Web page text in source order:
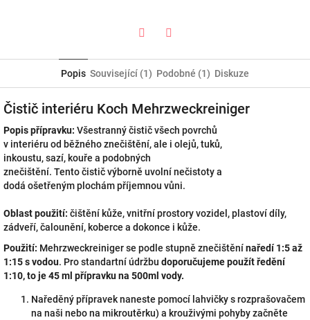
Popis Související (1) Podobné (1) Diskuze
Čistič interiéru Koch Mehrzweckreiniger
Popis přípravku: Všestranný čistič všech povrchů
v interiéru od běžného znečištění, ale i olejů, tuků,
inkoustu, sazí, kouře a podobných
znečištění. Tento čistič výborně uvolní nečistoty a
dodá ošetřeným plochám příjemnou vůni.
Oblast použití: čištění kůže, vnitřní prostory vozidel, plastoví díly,
zádveří, čalounění, koberce a dokonce i kůže.
Použití: Mehrzweckreiniger se podle stupně znečištěnínaředí 1:5 až
1:15 s vodou. Pro standartní údržbu doporučujeme použít ředění
1:10, to je 45 ml přípravku na 500ml vody.
Naředěný přípravek naneste pomocí lahvičky s rozprašovačem
na naši nebo na mikroutěrku) a krouživými pohyby začněte